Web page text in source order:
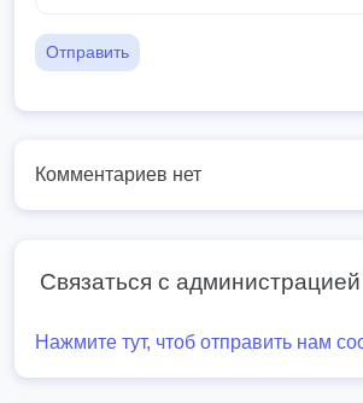
Отправить
Комментариев нет
Связаться с администрацией
Нажмите тут, чтоб отправить нам